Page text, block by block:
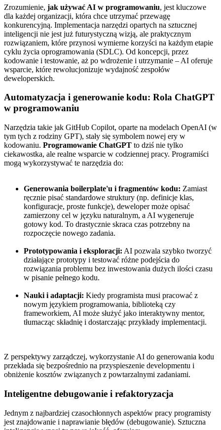
Zrozumienie, jak używać AI w programowaniu, jest kluczowe
dla każdej organizacji, która chce utrzymać przewagę
konkurencyjną. Implementacja narzędzi opartych na sztucznej
inteligencji nie jest już futurystyczną wizją, ale praktycznym
rozwiązaniem, które przynosi wymierne korzyści na każdym etapie
cyklu życia oprogramowania (SDLC). Od koncepcji, przez
kodowanie i testowanie, aż po wdrożenie i utrzymanie – AI oferuje
wsparcie, które rewolucjonizuje wydajność zespołów
deweloperskich.
Automatyzacja i generowanie kodu: Rola ChatGPT
w programowaniu
Narzędzia takie jak GitHub Copilot, oparte na modelach OpenAI (w
tym tych z rodziny GPT), stały się symbolem nowej ery w
kodowaniu. Programowanie ChatGPT to dziś nie tylko
ciekawostka, ale realne wsparcie w codziennej pracy. Programiści
mogą wykorzystywać te narzędzia do:
Generowania boilerplate'u i fragmentów kodu: Zamiast
ręcznie pisać standardowe struktury (np. definicje klas,
konfiguracje, proste funkcje), deweloper może opisać
zamierzony cel w języku naturalnym, a AI wygeneruje
gotowy kod. To drastycznie skraca czas potrzebny na
rozpoczęcie nowego zadania.
Prototypowania i eksploracji: AI pozwala szybko tworzyć
działające prototypy i testować różne podejścia do
rozwiązania problemu bez inwestowania dużych ilości czasu
w pisanie pełnego kodu.
Nauki i adaptacji: Kiedy programista musi pracować z
nowym językiem programowania, biblioteką czy
frameworkiem, AI może służyć jako interaktywny mentor,
tłumacząc składnię i dostarczając przykłady implementacji.
Z perspektywy zarządczej, wykorzystanie AI do generowania kodu
przekłada się bezpośrednio na przyspieszenie developmentu i
obniżenie kosztów związanych z powtarzalnymi zadaniami.
Inteligentne debugowanie i refaktoryzacja
Jednym z najbardziej czasochłonnych aspektów pracy programisty
jest znajdowanie i naprawianie błędów (debugowanie). Sztuczna